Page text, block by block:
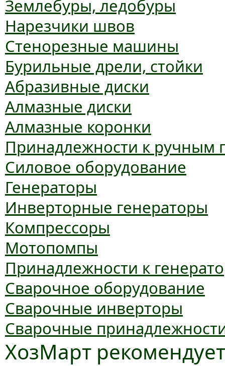
Землебуры, ледобуры
Нарезчики швов
Стенорезные машины
Бурильные дрели, стойки
Абразивные диски
Алмазные диски
Алмазные коронки
Принадлежности к ручным
Силовое оборудование
Генераторы
Инверторные генераторы
Компрессоры
Мотопомпы
Принадлежности к
Сварочное оборудование
Сварочные инверторы
Сварочные
ХозМарт рекомендует